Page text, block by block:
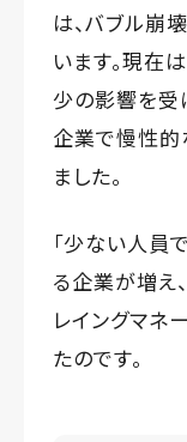
は、バブル崩
います。現在
少の影響を受
企業で慢性的
ました。
「少ない人員
る企業が増え
レイングマネ
たのです。